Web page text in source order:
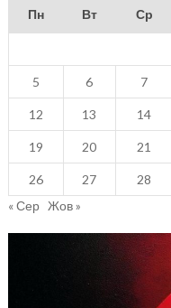
Пн Вт Ср
5 6 7
12 13 14
19 20 21
26 27 28
« Сер Жов »